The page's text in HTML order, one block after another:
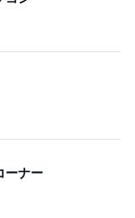
ーナー